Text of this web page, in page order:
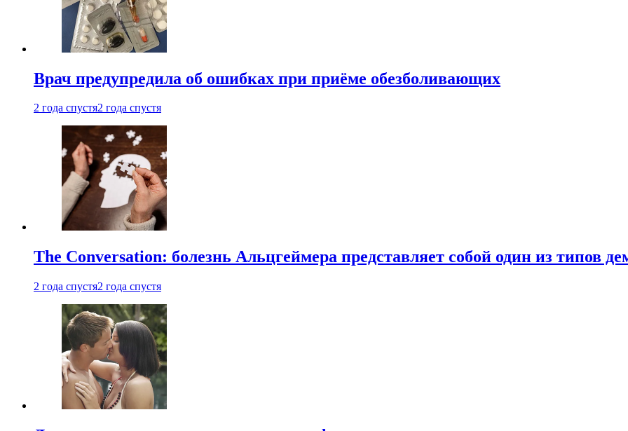
Врач предупредила об ошибках при приëме обезболивающих
2 года спустя2 года спустя
The Conversation: болезнь Альцгеймера представляет собой один из типов
2 года спустя2 года спустя